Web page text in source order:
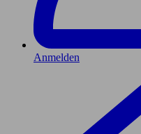
Anmelden